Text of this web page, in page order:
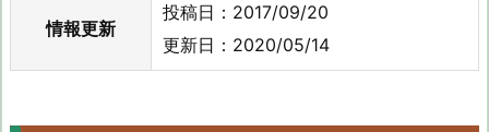
情報更新
投稿日：2017/09/20
更新日：2020/05/14